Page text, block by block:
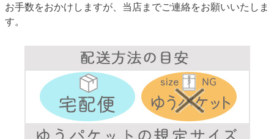
お手数をおかけしますが、当店までご連絡をお願いいたしま
す。